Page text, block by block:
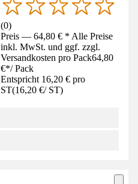
(0)
Preis — 64,80 € * Alle Preise
inkl. MwSt. und ggf. zzgl.
Versandkosten pro Pack64,80
€*/ Pack
Entspricht 16,20 € pro
ST(16,20 €/ ST)